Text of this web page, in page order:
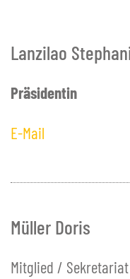
SCHULE BOWIL
Lanzilao
Präsidentin
E-Mail
Müller Doris
Mitglied / Sekretariat